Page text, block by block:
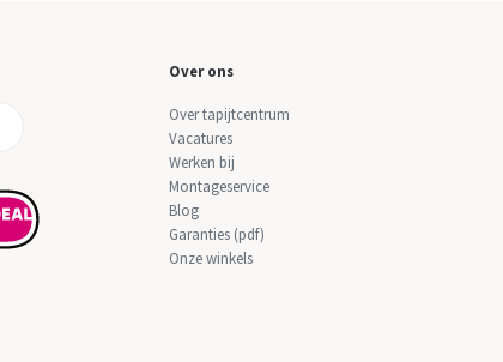
Over ons
Over tapijtcentrum
Vacatures
Werken bij
Montageservice
Blog
Garanties (pdf)
Onze winkels